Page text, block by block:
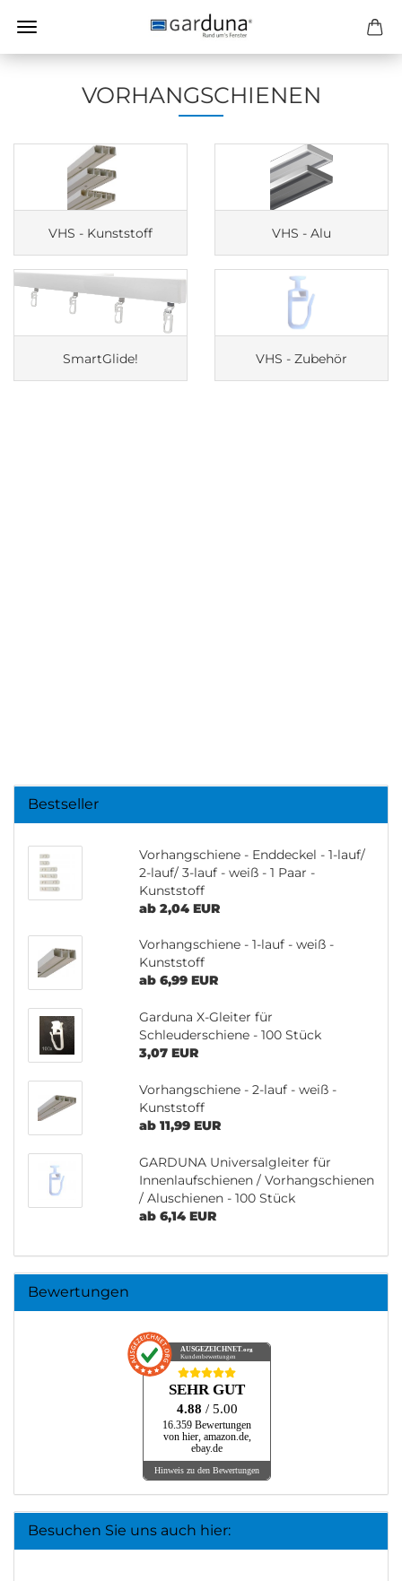
VORHANGSCHIENEN
VHS - Kunststoff VHS - Alu
SmartGlide! VHS - Zubehör
Bestseller
Vorhangschiene - Enddeckel - 1-lauf/
2-lauf/ 3-lauf - weiß - 1 Paar -
Kunststoff
ab 2,04 EUR
Vorhangschiene - 1-lauf - weiß -
Kunststoff
ab 6,99 EUR
Garduna X-Gleiter für
Schleuderschiene - 100 Stück
3,07 EUR
Vorhangschiene - 2-lauf - weiß -
Kunststoff
ab 11,99 EUR
GARDUNA Universalgleiter für
Innenlaufschienen / Vorhangschienen
/ Aluschienen - 100 Stück
ab 6,14 EUR
Bewertungen
AUSGEZEICHNET.org
Kundenbewertungen
SEHR GUT
4.88 / 5.00
16.359 Bewertungen
von hier, amazon.de,
ebay.de
Hinweis zu den Bewertungen
Besuchen Sie uns auch hier: